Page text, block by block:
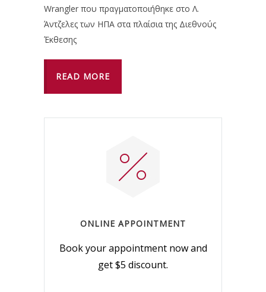
Wrangler που πραγματοποιήθηκε στο Λ.
Άντζελες των ΗΠΑ στα πλαίσια της Διεθνούς
Έκθεσης
READ MORE
ONLINE APPOINTMENT
Book your appointment now and
get $5 discount.